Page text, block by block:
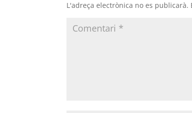
L'adreça electrònica no es publicarà.